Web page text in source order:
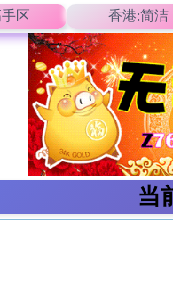
区 香港:简洁
当